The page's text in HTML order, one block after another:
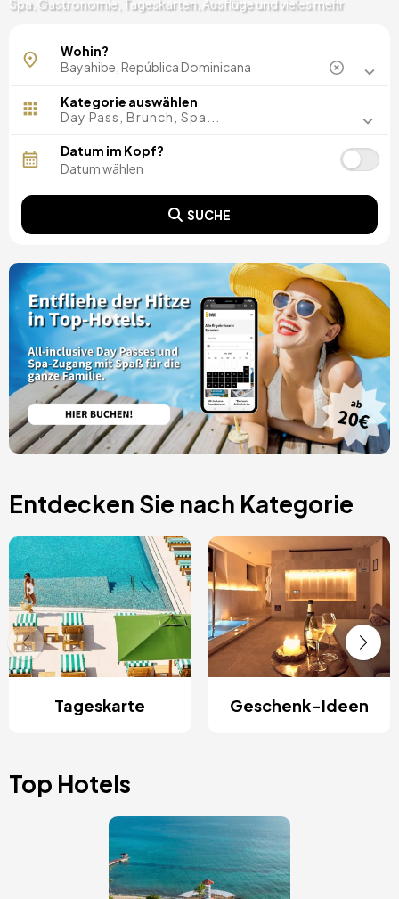
Spa, Gastronomie, Tageskarten, Ausflüge und vieles mehr
Wohin?
Kategorie auswählen
Day Pass, Brunch, Spa...
Datum im Kopf?
SUCHE
Entdecken Sie nach Kategorie
Tageskarte Geschenk-Ideen
Top Hotels
Bild